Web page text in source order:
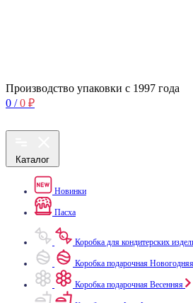
Производство упаковки с 1997 года
0 / 0 ₽
Каталог
Новинки
Пасха
Коробка для кондитерских
Коробка подарочная Новогодняя
Коробка подарочная Весенняя